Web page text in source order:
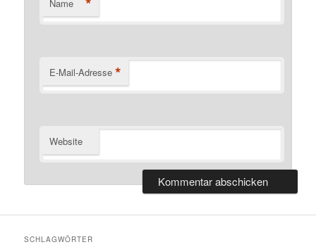
Name
E-Mail-Adresse *
Website
SCHLAGWÖRTER